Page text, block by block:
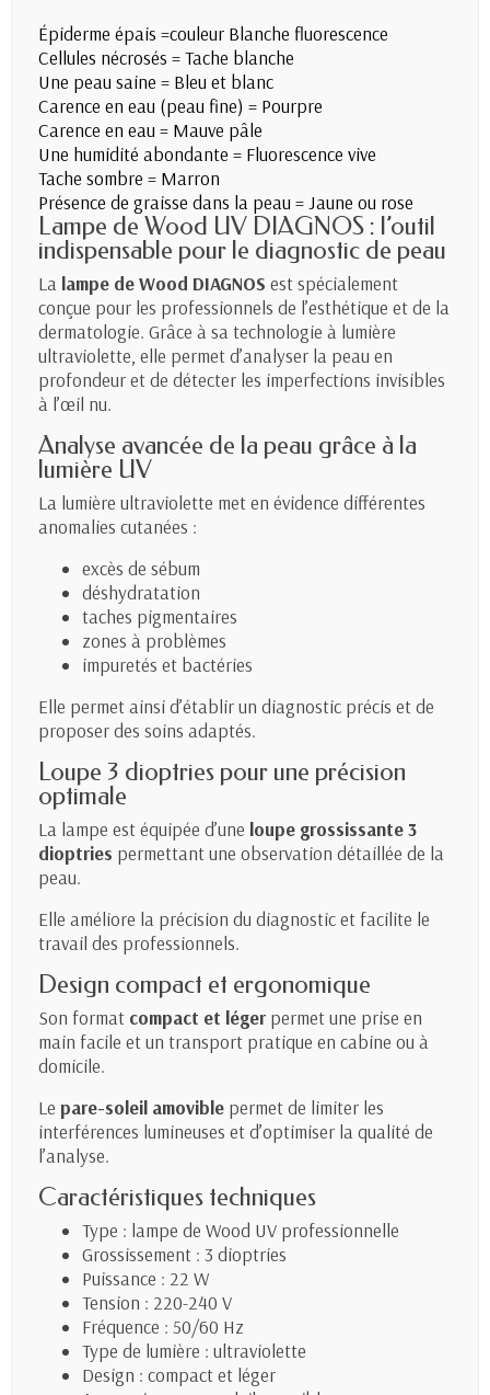
Épiderme épais =couleur Blanche fluorescence
Cellules nécrosés = Tache blanche
Une peau saine = Bleu et blanc
Carence en eau (peau fine) = Pourpre
Carence en eau = Mauve pâle
Une humidité abondante = Fluorescence vive
Tache sombre = Marron
Présence de graisse dans la peau = Jaune ou rose
Lampe de Wood UV DIAGNOS : l’outil
indispensable pour le diagnostic de peau
La lampe de Wood DIAGNOS est spécialement
conçue pour les professionnels de l’esthétique et de la
dermatologie. Grâce à sa technologie à lumière
ultraviolette, elle permet d’analyser la peau en
profondeur et de détecter les imperfections invisibles
à l’œil nu.
Analyse avancée de la peau grâce à la
lumière UV
La lumière ultraviolette met en évidence différentes
anomalies cutanées :
excès de sébum
déshydratation
taches pigmentaires
zones à problèmes
impuretés et bactéries
Elle permet ainsi d’établir un diagnostic précis et de
proposer des soins adaptés.
Loupe 3 dioptries pour une précision
optimale
La lampe est équipée d’une loupe grossissante 3
dioptries permettant une observation détaillée de la
peau.
Elle améliore la précision du diagnostic et facilite le
travail des professionnels.
Design compact et ergonomique
Son format compact et léger permet une prise en
main facile et un transport pratique en cabine ou à
domicile.
Le pare-soleil amovible permet de limiter les
interférences lumineuses et d’optimiser la qualité de
l’analyse.
Caractéristiques techniques
Type : lampe de Wood UV professionnelle
Grossissement : 3 dioptries
Puissance : 22 W
Tension : 220-240 V
Fréquence : 50/60 Hz
Type de lumière : ultraviolette
Design : compact et léger